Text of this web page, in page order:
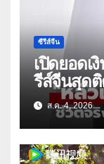
ซีรีส์จีน
เปิดยอดเ
รีส์จีนสุด
ส.ค. 4, 2026